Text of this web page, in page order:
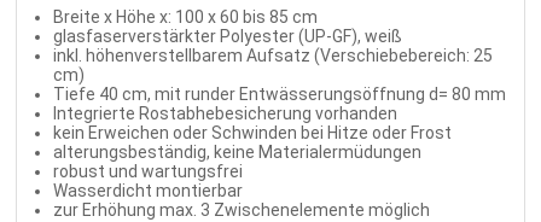
Breite x Höhe x: 100 x 60 bis 85 cm
glasfaserverstärkter Polyester (UP-GF), weiß
inkl. höhenverstellbarem Aufsatz (Verschiebebereich: 25
cm)
Tiefe 40 cm, mit runder Entwässerungsöffnung d= 80 mm
Integrierte Rostabhebesicherung vorhanden
kein Erweichen oder Schwinden bei Hitze oder Frost
alterungsbeständig, keine Materialermüdungen
robust und wartungsfrei
Wasserdicht montierbar
zur Erhöhung max. 3 Zwischenelemente möglich